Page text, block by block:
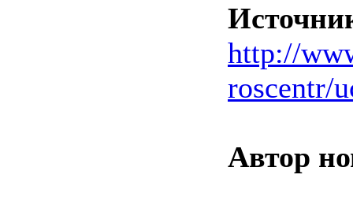
http://
roscentr/
Автор